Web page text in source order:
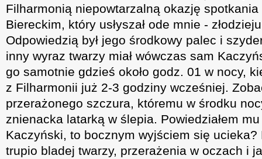
Filharmonią niepowtarzalną okazję spotkania
Biereckim, który usłyszał ode mnie -
Odpowiedzią był jego środkowy palec i
inny wyraz twarzy miał wówczas sam
go samotnie gdzieś około godz. 01 w nocy,
z Filharmonii już 2-3 godziny wcześniej.
przerażonego szczura, któremu w środku
znienacka latarką w ślepia. Powiedziałem
Kaczyński, to bocznym wyjściem się
trupio bladej twarzy, przerażenia w oczach i